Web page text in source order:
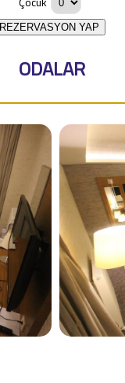
REZERVASYON YAP
ODALAR